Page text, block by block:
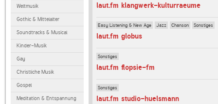
Weltmusik
Gothic & Mittelalter
Soundtracks & Musical
Kinder-Musik
Gay
Christliche Musik
Gospel
Meditation & Entspannung
laut.fm klangwerk-kulturraeume
Easy Listening & New Age Jazz Chanson Sonstiges
laut.fm globus
Sonstiges
laut.fm flopsie-fm
Sonstiges
laut.fm studio-huelsmann